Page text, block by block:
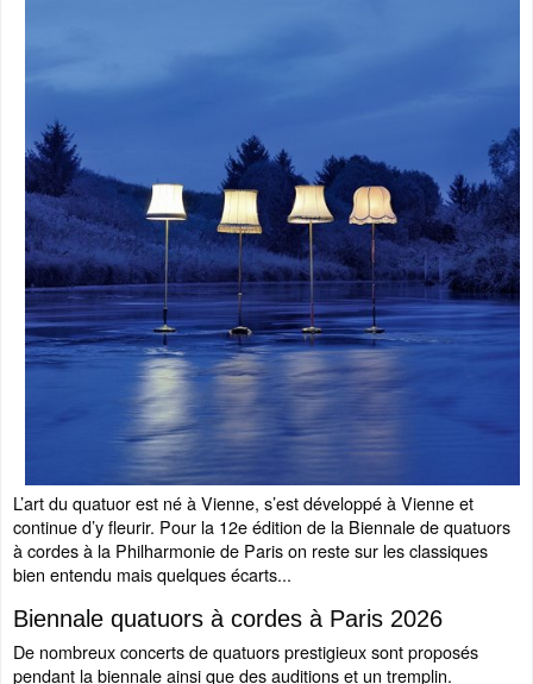
L’art du quatuor est né à Vienne, s’est développé à Vienne et
continue d’y fleurir. Pour la 12e édition de la Biennale de quatuors
à cordes à la Philharmonie de Paris on reste sur les classiques
bien entendu mais quelques écarts...
Biennale quatuors à cordes à Paris 2026
De nombreux concerts de quatuors prestigieux sont proposés
pendant la biennale ainsi que des auditions et un tremplin.